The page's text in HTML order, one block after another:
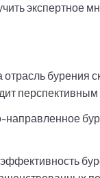
экспертное